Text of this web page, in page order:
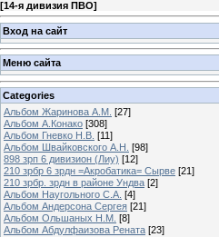
[14-я дивизия ПВО]
Вход на сайт
Меню сайта
Categories
Альбом Жаринова А.М. [27]
Альбом А.Конако [308]
Альбом Гневко Н.В. [11]
Альбом Швайковского А.Н. [98]
898 зрп 6 дивизион (Лиу) [12]
210 зрбр 6 зрдн =Акробатика= Сырве [21]
210 зрбр. зрдн в районе Ундва [2]
Альбом Наугольного С.А. [4]
Альбом Андерсона Сергея [21]
Альбом Ольшаных Н.М. [8]
Альбом Абдулфаизова Рената [23]